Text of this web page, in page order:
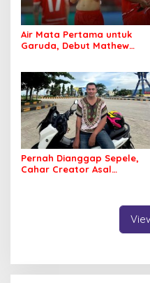
Air Mata Pertama untuk
Garuda, Debut Mathew
Pernah Dianggap Sepele,
Cahar Creator Asal